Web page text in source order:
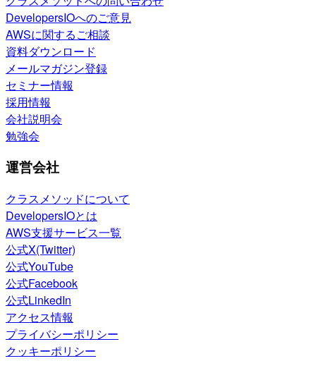
DevelopersIOへのご意見
AWSに関するご相談
資料ダウンロード
メールマガジン登録
セミナー情報
採用情報
会社説明会
勉強会
運営会社
クラスメソッドについて
DevelopersIOとは
AWS支援サービス一覧
公式X(Twitter)
公式YouTube
公式Facebook
公式LinkedIn
アクセス情報
プライバシーポリシー
クッキーポリシー